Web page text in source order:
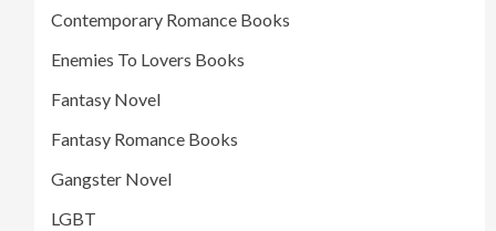
Contemporary Romance Books
Enemies To Lovers Books
Fantasy Novel
Fantasy Romance Books
Gangster Novel
LGBT